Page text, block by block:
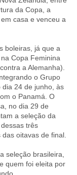
da Copa, a
casa e venceu a
boleiras, já que a
Copa Feminina
a Alemanha).
o Grupo
dia 24 de junho, às
o Panamá. O
no dia 29 de
a seleção da
três
oitavas de final.
seleção brasileira,
quem foi eleita por